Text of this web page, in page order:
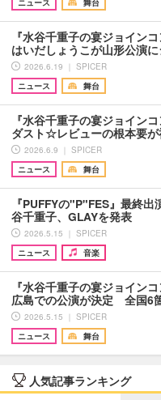
『水谷千重子の宴ジョイン
はいだしょうこが山形公演
2026.6.19 ｜ SPICER
ニュース
舞台
『水谷千重子の宴ジョイン
ダスト☆レビューの根本要
2026.6.9 ｜ SPICER
ニュース
舞台
『PUFFYの"P"FES』最終
谷千重子、GLAYを発表
2026.5.15 ｜ SPICER
ニュース
音楽
『水谷千重子の宴ジョイン
広島での公演が決定 全国6
2026.5.15 ｜ SPICER
ニュース
舞台
人気記事ランキング